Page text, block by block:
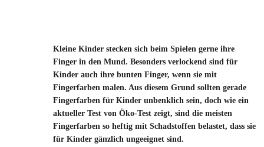
Kleine Kinder stecken sich beim Spielen gerne ihre
Finger in den Mund. Besonders verlockend sind für
Kinder auch ihre bunten Finger, wenn sie mit
Fingerfarben malen. Aus diesem Grund sollten gerade
Fingerfarben für Kinder unbenklich sein, doch wie ein
aktueller Test von Öko-Test zeigt, sind die meisten
Fingerfarben so heftig mit Schadstoffen belastet, dass sie
für Kinder gänzlich ungeeignet sind.